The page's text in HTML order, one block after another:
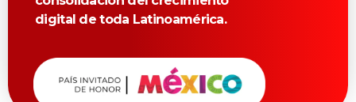
digital de toda Latinoamérica.